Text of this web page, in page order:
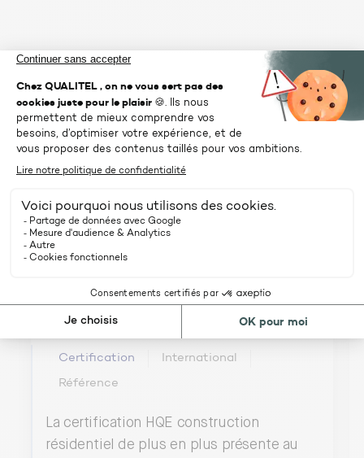
À lire aussi
Certification International
Référence
La certification HQE construction
résidentiel de plus en plus présente au